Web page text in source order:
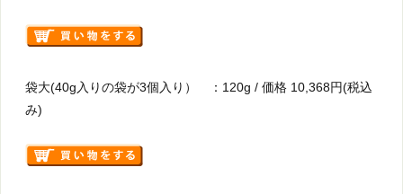
袋大(40g入りの袋が3個入り） ：120g / 価格 10,368円(税込
み)